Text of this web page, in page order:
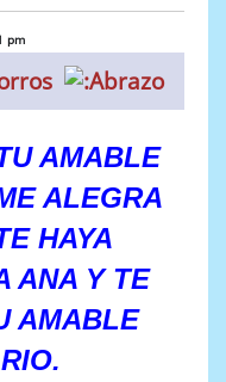
pm
AMABLE
ALEGRA
HAYA
ANA Y TE
AMABLE